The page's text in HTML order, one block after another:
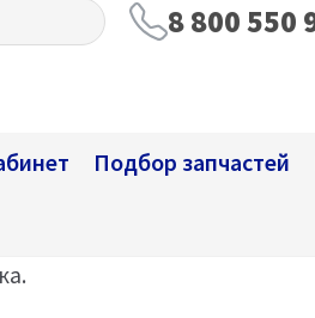
8 800 550
Подбор запчастей